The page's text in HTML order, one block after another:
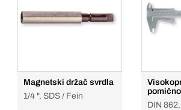
Magnetski držač svrdla
1/4 ", SDS / Fein
DIN